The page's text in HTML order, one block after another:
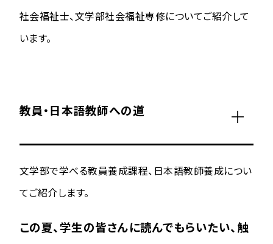
社会福祉士、文学部社会福祉専修についてご紹介して
います。
教員・日本語教師への道
文学部で学べる教員養成課程、日本語教師養成につい
てご紹介します。
この夏、学生の皆さんに読んでもらいたい、触